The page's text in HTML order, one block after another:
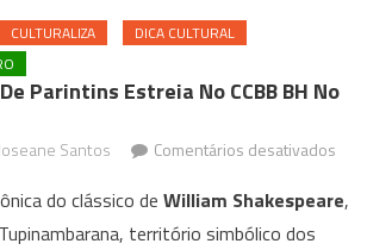
CULTURALIZA
DICA CULTURAL
Parintins Estreia No CCBB BH No
Joseane Santos Comentários desativadosem
e
do clássico de William Shakespeare,
território simbólico dos